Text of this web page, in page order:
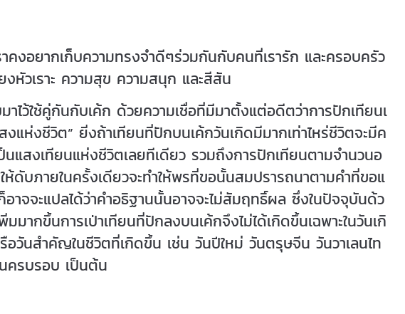
อยากเก็บความทรงจำดีๆร่วมกันกับคนที่เรารัก และครอบครัว
งหัวเราะ ความสุข ความสนุก และสีสัน
ว้ใช้คู่กันกับเค้ก ด้วยความเชื่อที่มีมาตั้งแต่อดีตว่าการปักเทียนเ
งชีวิต” ยิ่งถ้าเทียนที่ปักบนเค้กวันเกิดมีมากเท่าไหร่ชีวิตจะมีค
นแสงเทียนแห่งชีวิตเลยทีเดียว รวมถึงการปักเทียนตามจำนวนอ
ดับภายในครั้งเดียวจะทำให้พรที่ขอนั้นสมปรารถนาตามคำที่ขอแ
าจจะแปลได้ว่าคำอธิฐานนั้นอาจจะไม่สัมฤทธิ์ผล ซึ่งในปัจจุบันด้ว
ากขึ้นการเป่าเทียนที่ปักลงบนเค้กจึงไม่ได้เกิดขึ้นเฉพาะในวันเกิ
วันสำคัญในชีวิตที่เกิดขึ้น เช่น วันปีใหม่ วันตรุษจีน วันวาเลนไท
ครบรอบ เป็นต้น